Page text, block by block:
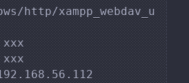
http/xampp_webdav_u
xxx
xxx